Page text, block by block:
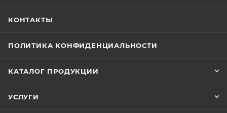
КОНТАКТЫ
ПОЛИТИКА КОНФИДЕНЦИАЛЬНОСТИ
КАТАЛОГ ПРОДУКЦИИ
УСЛУГИ